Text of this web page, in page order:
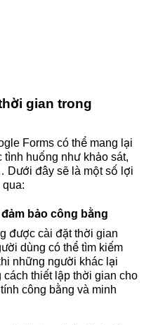
gian trong
Forms có thể mang lại
tình huống như khảo sát,
Dưới đây sẽ là một số lợi
bảo công bằng
được cài đặt thời gian
dùng có thể tìm kiếm
những người khác lại
thiết lập thời gian cho
công bằng và minh